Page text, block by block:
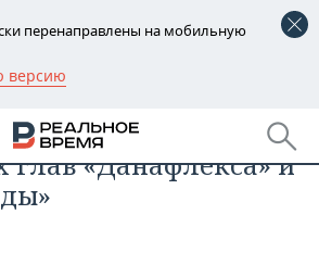
перенаправлены на мобильную
версию
новые шефы в
глав «Данафлекса» и